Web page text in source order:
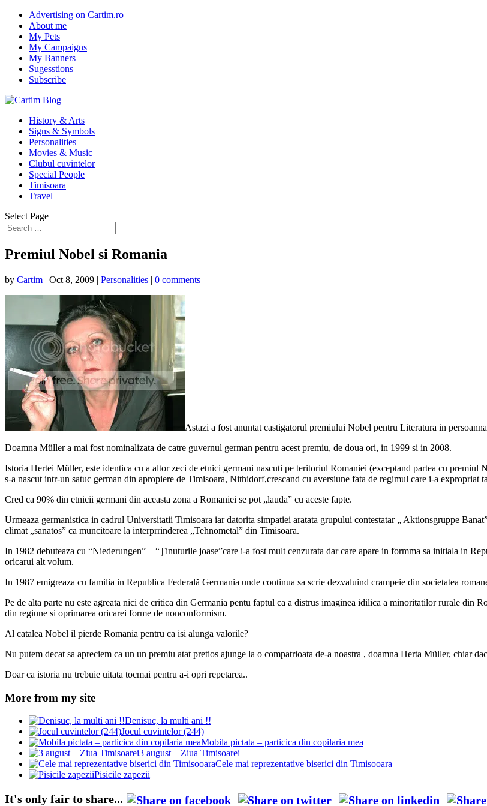
Advertising on Cartim.ro
About me
My Pets
My Campaigns
My Banners
Sugesstions
Subscribe
History & Arts
Signs & Symbols
Personalities
Movies & Music
Clubul cuvintelor
Special People
Timisoara
Travel
Select Page
Premiul Nobel si Romania
by Cartim | Oct 8, 2009 | Personalities | 0 comments
Astazi a fost anuntat castigatorul premiului Nobel pentru Literatura in
Doamna Müller a mai fost nominalizata de catre guvernul german pentru acest premiu, de doua ori, in 1999 si in 2008.
Istoria Hertei Müller, este identica cu a altor zeci de etnici germani nascuti pe teritoriul Romaniei (exceptand partea cu premiul
s-a nascut intr-un satuc german din apropiere de Timisoara, Nithidorf,crescand cu aversiune fata de regimul care i-a expropriat
Cred ca 90% din etnicii germani din aceasta zona a Romaniei se pot „lauda” cu aceste fapte.
Urmeaza germanistica in cadrul Universitatii Timisoara iar datorita simpatiei aratata grupului contestatar „ Aktionsgruppe
climat „sanatos” ca muncitoare la interprrinderea „Tehnometal” din Timisoara.
In 1982 debuteaza cu “Niederungen” – “Ţinuturile joase”care i-a fost mult cenzurata dar care apare in formma sa initiala in
oricarui alt volum.
In 1987 emigreaza cu familia in Republica Federală Germania unde continua sa scrie dezvaluind crampeie din societatea
Pe de alta parte nu este agreata nici de critica din Germania pentu faptul ca a distrus imaginea idilica a minoritatilor rurale din
din regiune si oprimarea oricarei forme de nonconformism.
Al catalea Nobel il pierde Romania pentru ca isi alunga valorile?
Nu putem decat sa apreciem ca un un premiu atat pretios ajunge la o compatrioata de-a noastra , doamna Herta Müller, chiar
Doar ca istoria nu trebuie uitata tocmai pentru a-i opri repetarea..
More from my site
Denisuc, la multi ani !!
Jocul cuvintelor (244)
Mobila pictata – particica din copilaria mea
3 august – Ziua Timisoarei
Cele mai reprezentative biserici din Timisooara
Pisicile zapezii
It's only fair to share...